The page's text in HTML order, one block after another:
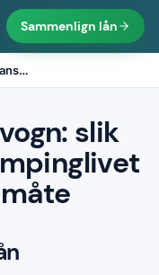
Sammenlign lån
…
slik